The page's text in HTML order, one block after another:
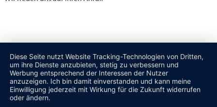
Diese Seite nutzt Website Tracking-Technologien von Dritten,
um ihre Dienste anzubieten, stetig zu verbessern und
Werbung entsprechend der Interessen der Nutzer
anzuzeigen. Ich bin damit einverstanden und kann meine
Einwilligung jederzeit mit Wirkung für die Zukunft widerrufen
oder ändern.